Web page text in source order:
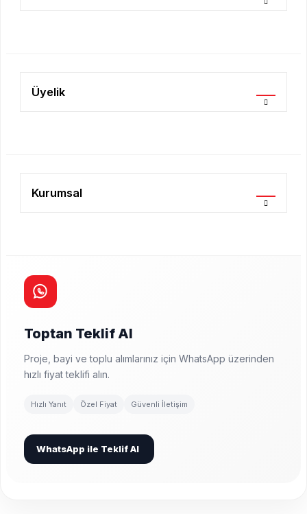
Üyelik
Kurumsal
Toptan Teklif Al
Proje, bayi ve toplu alımlarınız için WhatsApp üzerinden
hızlı fiyat teklifi alın.
Hızlı Yanıt Özel Fiyat Güvenli İletişim
WhatsApp ile Teklif Al